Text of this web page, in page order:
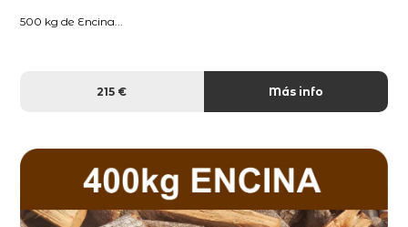
500 kg de Encina...
215 € Más info